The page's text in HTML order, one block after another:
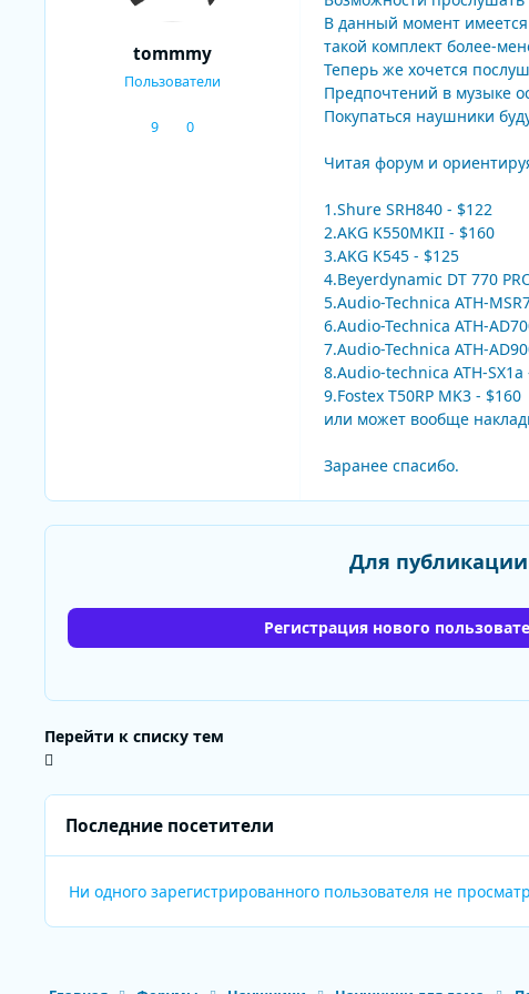
tommmy
Пользователи
9сообщения
0Репутация
В данный момент имеется
такой комплект более-
Теперь же хочется
Предпочтений в музыке
Покупаться наушники
Читая форум и
1.Shure SRH840 - $122
2.AKG K550MKII - $160
3.AKG K545 - $125
4.Beyerdynamic DT 770
5.Audio-Technica ATH-
6.Audio-Technica ATH-
7.Audio-Technica ATH-
8.Audio-technica ATH-SX1a
9.Fostex T50RP MK3 - $160
или может вообще
Заранее спасибо.
Для публикации
Регистрация нового
Перейти к списку тем
Последние посетители
Ни одного зарегистрированного пользователя не